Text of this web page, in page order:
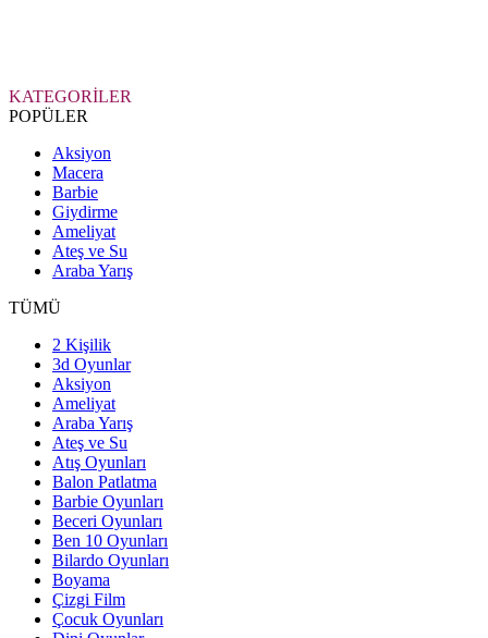
KATEGORİLER
POPÜLER
Aksiyon
Macera
Barbie
Giydirme
Ameliyat
Ateş ve Su
Araba Yarış
TÜMÜ
2 Kişilik
3d Oyunlar
Aksiyon
Ameliyat
Araba Yarış
Ateş ve Su
Atış Oyunları
Balon Patlatma
Barbie Oyunları
Beceri Oyunları
Ben 10 Oyunları
Bilardo Oyunları
Boyama
Çizgi Film
Çocuk Oyunları